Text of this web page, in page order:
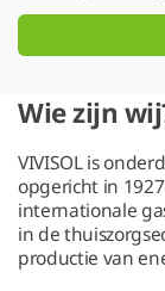
Wie zijn
VIVISOL is
opgericht in
internationale
in de
productie van